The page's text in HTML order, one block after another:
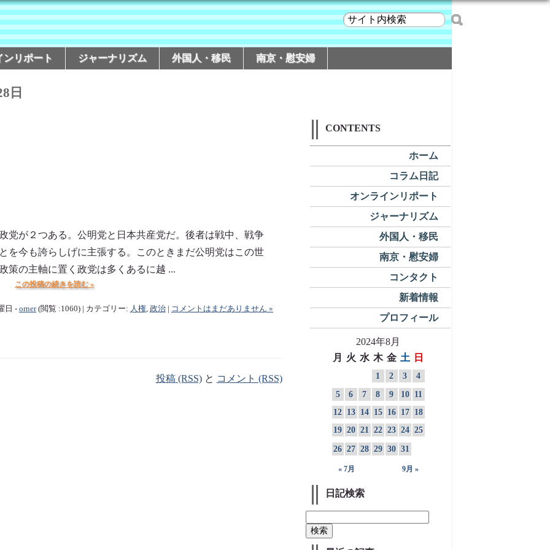
ンリポート ジャーナリズム 外国人・移民 南京・慰安婦
日
党が２つある。公明党と日本共産党だ。後者は戦中、戦争
を今も誇らしげに主張する。このときまだ公明党はこの世
策の主軸に置く政党は多くあるに越 ...
この投稿の続きを読む »
日 - orner(閲覧 :1060) | カテゴリー: 人権, 政治| コメントはまだありません »
投稿 (RSS)と コメント (RSS)
CONTENTS
ホーム
コラム日記
オンラインリポート
ジャーナリズム
外国人・移民
南京・慰安婦
コンタクト
新着情報
プロフィール
2024年8月
月 火 水 木 金 土 日
« 7月 9月 »
1 2 3
4
5
6 7 8 9 10
11
12 13 14 15 16 17
18
19 20 21 22 23 24 25
26 27 28 29 30 31
日記検索